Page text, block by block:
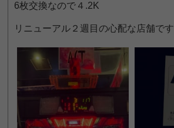
6枚交換なので４.2K
リニューアル２週目の心配な店舗です